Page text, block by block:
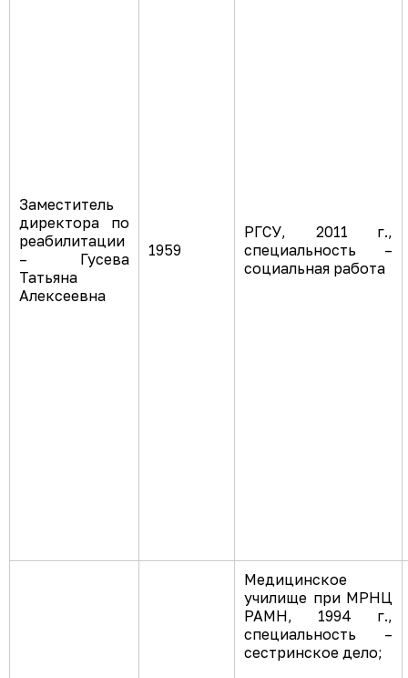
Заместитель
директора по
реабилитации
– Гусева
Татьяна
Алексеевна
1959
РГСУ, 2011 г.,
специальность –
социальная работа
Медицинское
училище при МРНЦ
РАМН, 1994 г.,
специальность –
сестринское дело;